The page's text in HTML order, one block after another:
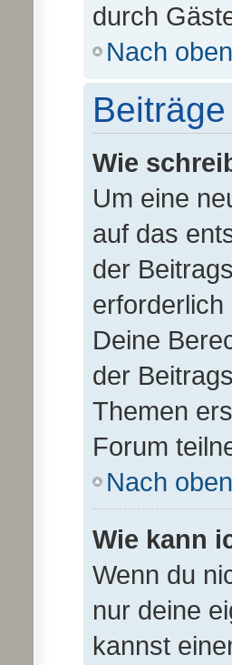
durch
Nach oben
Wie
Um eine
auf das
der
Deine
der
Themen
Forum
Nach oben
Wie kann
Wenn du
nur deine
kannst